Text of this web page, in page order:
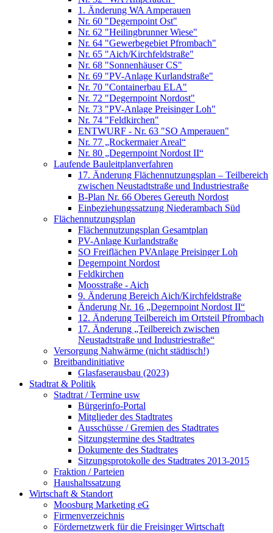
1. Änderung WA Amperauen
Nr. 60 "Degernpoint Ost"
Nr. 62 "Heilingbrunner Wiese"
Nr. 64 "Gewerbegebiet Pfrombach"
Nr. 65 "Aich/Kirchfeldstraße"
Nr. 68 "Sonnenhäuser CS"
Nr. 69 "PV-Anlage Kurlandstraße"
Nr. 70 "Containerbau ELA"
Nr. 72 "Degernpoint Nordost"
Nr. 73 "PV-Anlage Preisinger Loh"
Nr. 74 "Feldkirchen"
ENTWURF - Nr. 63 "SO Amperauen"
Nr. 77 „Rockermaier Areal“
Nr. 80 „Degernpoint Nordost II“
Laufende Bauleitplanverfahren
17. Änderung Flächennutzungsplan – Teilbereich
zwischen Neustadtstraße und Industriestraße
B-Plan Nr. 66 Oberes Gereuth Nordost
Einbeziehungssatzung Niederambach Süd
Flächennutzungsplan
Flächennutzungsplan Gesamtplan
PV-Anlage Kurlandstraße
SO Freiflächen PV­Anlage Preisinger Loh
Degernpoint Nordost
Feldkirchen
Moosstraße - Aich
9. Änderung Bereich Aich/Kirchfeldstraße
Änderung Nr. 16 „Degernpoint Nordost II“
12. Änderung Teilbereich im Ortsteil Pfrombach
17. Änderung „Teilbereich zwischen
Neustadtstraße und Industriestraße“
Versorgung Nahwärme (nicht städtisch!)
Breitbandinitiative
Glasfaserausbau (2023)
Stadtrat & Politik
Stadtrat / Termine usw
Bürgerinfo-Portal
Mitglieder des Stadtrates
Ausschüsse / Gremien des Stadtrates
Sitzungstermine des Stadtrates
Dokumente des Stadtrates
Sitzungsprotokolle des Stadtrates 2013-2015
Fraktion / Parteien
Haushaltssatzung
Wirtschaft & Standort
Moosburg Marketing eG
Firmenverzeichnis
Fördernetzwerk für die Freisinger Wirtschaft